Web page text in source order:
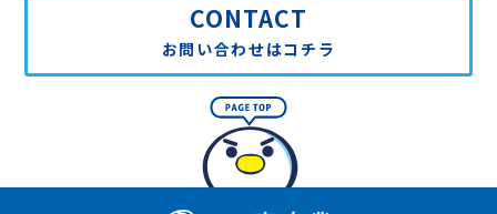
CONTACT
お問い合わせはコチラ